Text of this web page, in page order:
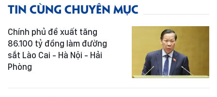
TIN CÙNG CHUYÊN MỤC
Chính phủ đề xuất tăng
86.100 tỷ đồng làm đường
sắt Lào Cai - Hà Nội - Hải
Phòng